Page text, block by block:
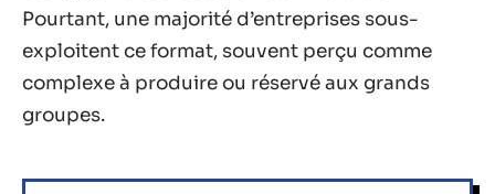
Pourtant, une majorité d’entreprises sous-
exploitent ce format, souvent perçu comme
complexe à produire ou réservé aux grands
groupes.